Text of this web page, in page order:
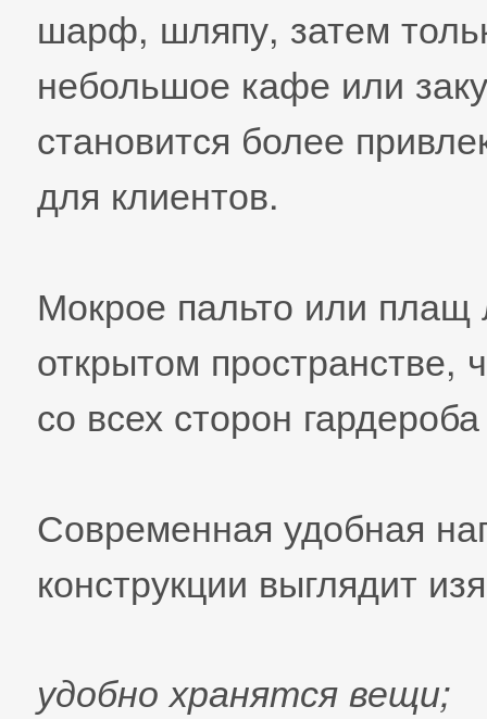
шарф, шляпу, затем
небольшое кафе или
становится более
для клиентов.
Мокрое пальто или
открытом
со всех сторон
Современная удобная
конструкции выглядит
удобно хранятся вещи;